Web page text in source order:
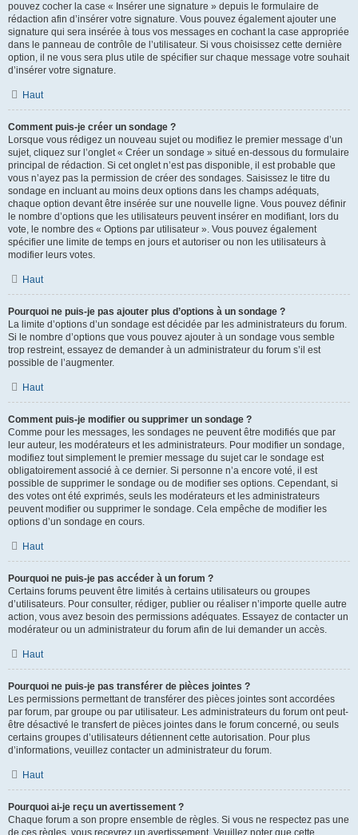
pouvez cocher la case « Insérer une signature » depuis le formulaire de
rédaction afin d’insérer votre signature. Vous pouvez également ajouter une
signature qui sera insérée à tous vos messages en cochant la case appropriée
dans le panneau de contrôle de l’utilisateur. Si vous choisissez cette dernière
option, il ne vous sera plus utile de spécifier sur chaque message votre souhait
d’insérer votre signature.
Haut
Comment puis-je créer un sondage ?
Lorsque vous rédigez un nouveau sujet ou modifiez le premier message d’un
sujet, cliquez sur l’onglet « Créer un sondage » situé en-dessous du formulaire
principal de rédaction. Si cet onglet n’est pas disponible, il est probable que
vous n’ayez pas la permission de créer des sondages. Saisissez le titre du
sondage en incluant au moins deux options dans les champs adéquats,
chaque option devant être insérée sur une nouvelle ligne. Vous pouvez définir
le nombre d’options que les utilisateurs peuvent insérer en modifiant, lors du
vote, le nombre des « Options par utilisateur ». Vous pouvez également
spécifier une limite de temps en jours et autoriser ou non les utilisateurs à
modifier leurs votes.
Haut
Pourquoi ne puis-je pas ajouter plus d’options à un sondage ?
La limite d’options d’un sondage est décidée par les administrateurs du forum.
Si le nombre d’options que vous pouvez ajouter à un sondage vous semble
trop restreint, essayez de demander à un administrateur du forum s’il est
possible de l’augmenter.
Haut
Comment puis-je modifier ou supprimer un sondage ?
Comme pour les messages, les sondages ne peuvent être modifiés que par
leur auteur, les modérateurs et les administrateurs. Pour modifier un sondage,
modifiez tout simplement le premier message du sujet car le sondage est
obligatoirement associé à ce dernier. Si personne n’a encore voté, il est
possible de supprimer le sondage ou de modifier ses options. Cependant, si
des votes ont été exprimés, seuls les modérateurs et les administrateurs
peuvent modifier ou supprimer le sondage. Cela empêche de modifier les
options d’un sondage en cours.
Haut
Pourquoi ne puis-je pas accéder à un forum ?
Certains forums peuvent être limités à certains utilisateurs ou groupes
d’utilisateurs. Pour consulter, rédiger, publier ou réaliser n’importe quelle autre
action, vous avez besoin des permissions adéquates. Essayez de contacter un
modérateur ou un administrateur du forum afin de lui demander un accès.
Haut
Pourquoi ne puis-je pas transférer de pièces jointes ?
Les permissions permettant de transférer des pièces jointes sont accordées
par forum, par groupe ou par utilisateur. Les administrateurs du forum ont peut-
être désactivé le transfert de pièces jointes dans le forum concerné, ou seuls
certains groupes d’utilisateurs détiennent cette autorisation. Pour plus
d’informations, veuillez contacter un administrateur du forum.
Haut
Pourquoi ai-je reçu un avertissement ?
Chaque forum a son propre ensemble de règles. Si vous ne respectez pas une
de ces règles, vous recevrez un avertissement. Veuillez noter que cette